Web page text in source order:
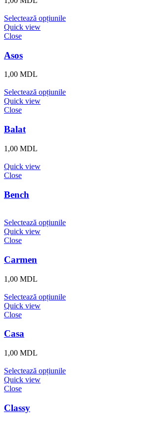
Selectează opțiunile
Quick view
Close
Asos
1,00 MDL
Selectează opțiunile
Quick view
Close
Balat
1,00 MDL
Quick view
Close
Bench
Selectează opțiunile
Quick view
Close
Carmen
1,00 MDL
Selectează opțiunile
Quick view
Close
Casa
1,00 MDL
Selectează opțiunile
Quick view
Close
Classy